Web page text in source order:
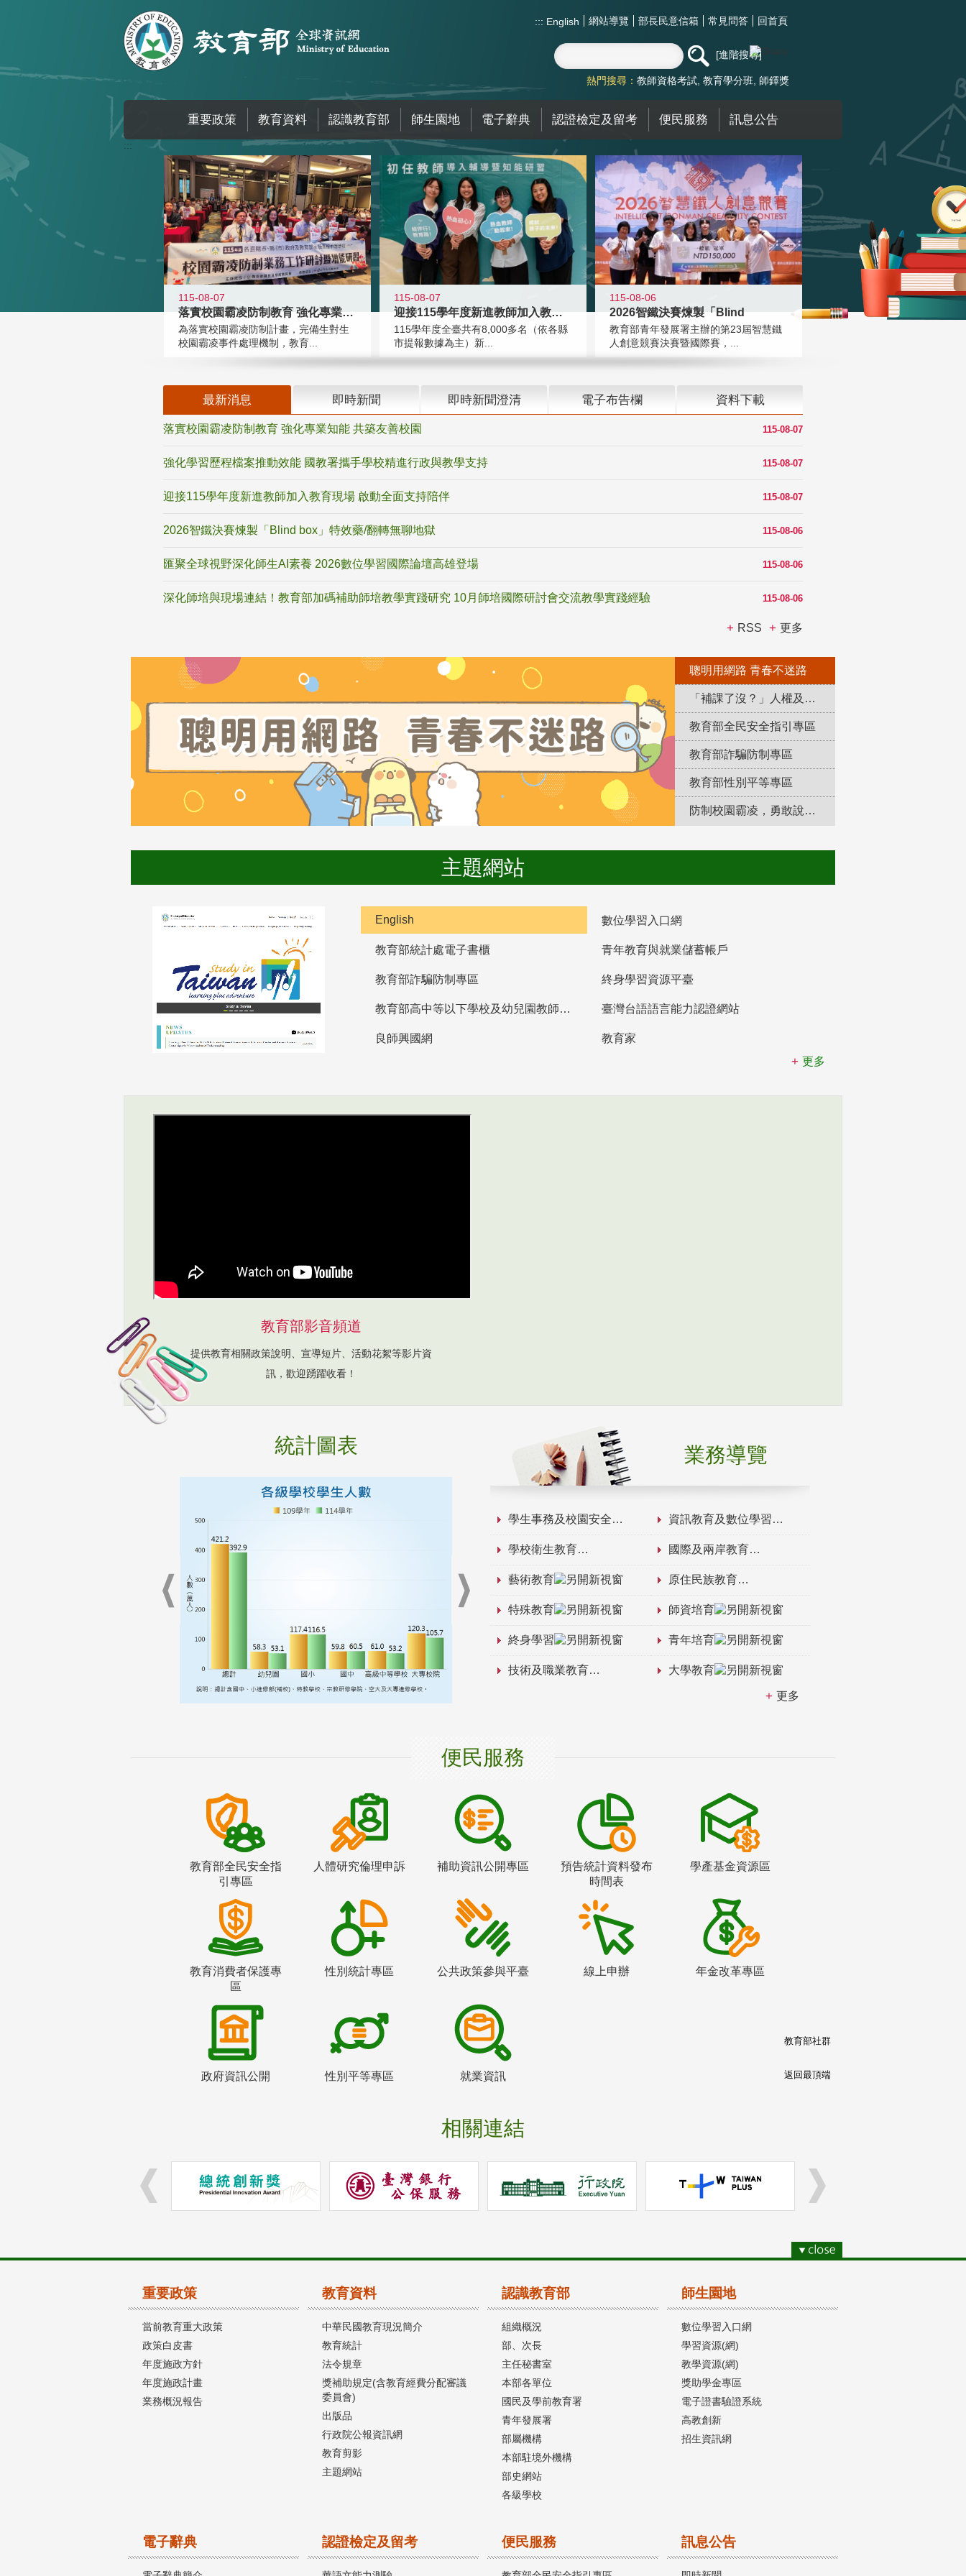
::: English 網站導覽 部長民意信箱 常見問答 回首頁
進階搜尋
熱門搜尋： 教師資格考試 教育學分班 師鐸獎
重要政策 教育資料 認識教育部 師生園地 電子辭典 認證檢定及留考 便民服務 訊息公告
:::
115-08-07
落實校園霸凌防制教育 強化專業知能
為落實校園霸凌防制計畫，完備生對生
校園霸凌事件處理機制，教育...
115-08-07
迎接115學年度新進教師加入教育現
115學年度全臺共有8,000多名（依各縣
市提報數據為主）新...
115-08-06
2026智鐵決賽煉製「Blind
教育部青年發展署主辦的第23屆智慧鐵
人創意競賽決賽暨國際賽，...
最新消息 即時新聞 即時新聞澄清 電子布告欄 資料下載
115-08-07
落實校園霸凌防制教育 強化專業知能 共築友善校園
115-08-07
強化學習歷程檔案推動效能 國教署攜手學校精進行政與教學支持
115-08-07
迎接115學年度新進教師加入教育現場 啟動全面支持陪伴
115-08-06
2026智鐵決賽煉製「Blind box」特效藥/翻轉無聊地獄
115-08-06
匯聚全球視野深化師生AI素養 2026數位學習國際論壇高雄登場
115-08-06
深化師培與現場連結！教育部加碼補助師培教學實踐研究 10月師培國際研討會交流教學實踐經驗
RSS 更多
聰明用網路 青春不迷路
「補課了沒？」人權及轉型正義教育專區
教育部全民安全指引專區
教育部詐騙防制專區
教育部性別平等專區
防制校園霸凌，勇敢說出來！
主題網站
English 數位學習入口網
教育部統計處電子書櫃 青年教育與就業儲蓄帳戶
教育部詐騙防制專區 終身學習資源平臺
教育部高中等以下學校及幼兒園教師資格檢定考試 臺灣台語語言能力認證網站
良師興國網
教育家
更多
教育部影音頻道
提供教育相關政策說明、宣導短片、活動花絮等影片資
訊，歡迎踴躍收看！
統計圖表 業務導覽
學生事務及校園安全 資訊教育及數位學習
學校衛生教育 國際及兩岸教育
藝術教育 原住民族教育
特殊教育 師資培育
終身學習 青年培育
技術及職業教育 大學教育
更多
便民服務
教育部全民安全指
引專區
人體研究倫理申訴 補助資訊公開專區
預告統計資料發布
時間表
學產基金資源區
教育消費者保護專
區
性別統計專區 公共政策參與平臺 線上申辦 年金改革專區
政府資訊公開 性別平等專區 就業資訊
相關連結
教育部社群
返回最頂端
重要政策
當前教育重大政策
政策白皮書
年度施政方針
年度施政計畫
業務概況報告
教育資料
中華民國教育現況簡介
教育統計
法令規章
獎補助規定(含教育經費分配審議
委員會)
出版品
行政院公報資訊網
教育剪影
主題網站
認識教育部
組織概況
部、次長
主任秘書室
本部各單位
國民及學前教育署
青年發展署
部屬機構
本部駐境外機構
部史網站
各級學校
師生園地
數位學習入口網
學習資源(網)
教學資源(網)
獎助學金專區
電子證書驗證系統
高教創新
招生資訊網
電子辭典 認證檢定及留考 便民服務 訊息公告